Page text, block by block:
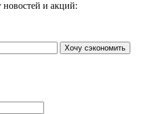
и акций:
Хочу сэкономить